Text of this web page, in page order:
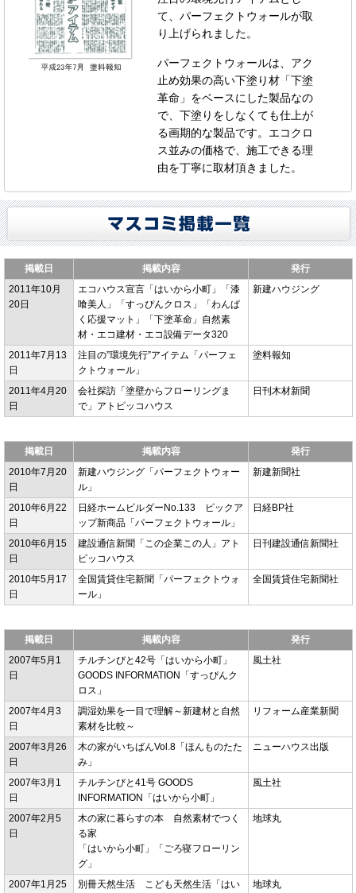
て、パーフェクトウォールが取
り上げられました。
パーフェクトウォールは、アク
止め効果の高い下塗り材「下塗
革命」をベースにした製品なの
で、下塗りをしなくても仕上が
る画期的な製品です。エコクロ
ス並みの価格で、施工できる理
由を丁寧に取材頂きました。
掲載日 掲載内容
発行
2011年10月
20日
エコハウス宣言「はいから小町」「漆
喰美人」「すっぴんクロス」「わんぱ
く応援マット」「下塗革命」自然素
材・エコ建材・エコ設備データ320
新建ハウジング
2011年7月13
日
注目の”環境先行”アイテム「パーフェ
クトウォール」
塗料報知
2011年4月20
日
会社探訪「塗壁からフローリングま
で」アトピッコハウス
日刊木材新聞
掲載日 掲載内容
発行
2010年7月20
日
新建ハウジング「パーフェクトウォー
ル」
新建新聞社
2010年6月22
日
日経ホームビルダーNo.133 ピックア
ップ新商品「パーフェクトウォール」
日経BP社
2010年6月15
日
建設通信新聞「この企業この人」アト
ピッコハウス
日刊建設通信新聞社
2010年5月17
日
全国賃貸住宅新聞「パーフェクトウォ
ール」
全国賃貸住宅新聞社
掲載日 掲載内容
発行
2007年5月1
日
チルチンびと42号「はいから小町」
GOODS INFORMATION「すっぴんク
ロス」
風土社
2007年4月3
日
調湿効果を一目で理解～新建材と自然
素材を比較～
リフォーム産業新聞
2007年3月26
日
木の家がいちばんVol.8「ほんものたた
み」
ニューハウス出版
2007年3月1
日
チルチンびと41号 GOODS
INFORMATION「はいから小町」
風土社
2007年2月5
日
木の家に暮らすの本 自然素材でつく
る家
「はいから小町」「ごろ寝フローリン
グ」
地球丸
2007年1月25
別冊天然生活 こども天然生活「はい
地球丸